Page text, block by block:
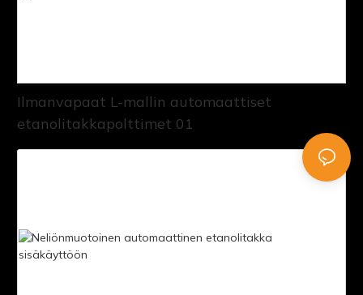
Ilmanvapaat L-mallin automaattiset
etanolitakkapolttimet 01